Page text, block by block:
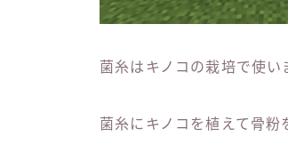
菌糸はキノコの栽培で使い
菌糸にキノコを植えて骨粉